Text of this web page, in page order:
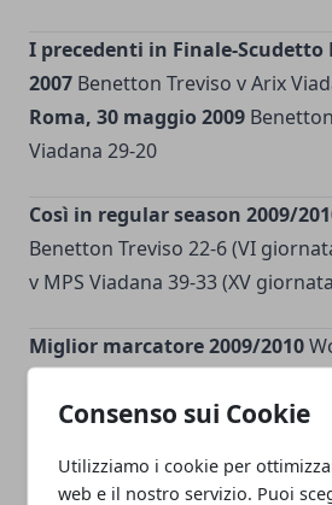
Consenso sui Cookie
Utilizziamo i cookie per
web e il nostro servizio. Puoi
I precedenti in Finale-Scudetto
2007 Benetton Treviso v Arix
Roma, 30 maggio 2009
Viadana 29-20
Così in regular season 2009/
Benetton Treviso 22-6 (VI
v MPS Viadana 39-33 (XV
Miglior marcatore 2009/2010
Treviso) 106 punti (5 m., 17 cp., 14
Miglior metaman 2009/2010